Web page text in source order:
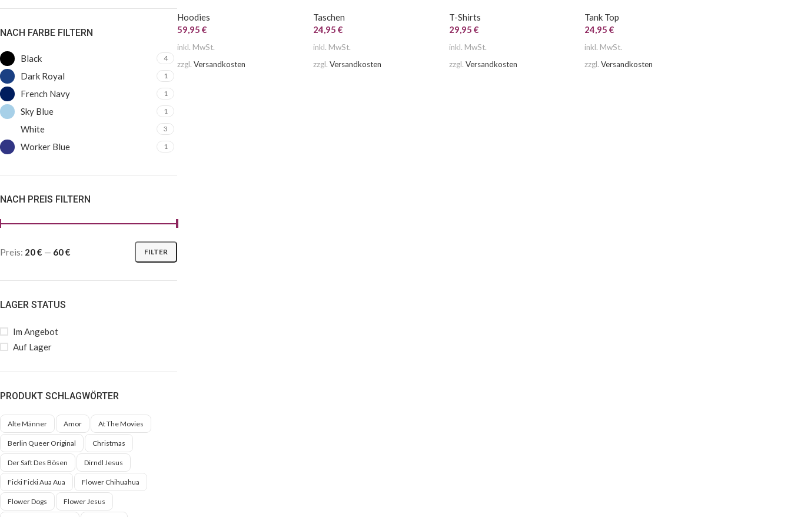
NACH FARBE FILTERN
Black 4
Dark Royal 1
French Navy 1
Sky Blue 1
White 3
Worker Blue 1
NACH PREIS FILTERN
FILTER
Preis: 20 € — 60 €
LAGER STATUS
Im Angebot
Auf Lager
PRODUKT SCHLAGWÖRTER
Alte Männer Amor At The Movies
Berlin Queer Original Christmas
Der Saft Des Bösen Dirndl Jesus
Ficki Ficki Aua Aua Flower Chihuahua
Flower Dogs Flower Jesus
Hoodies
59,95 €
inkl. MwSt.
zzgl. Versandkosten
Taschen
24,95 €
inkl. MwSt.
zzgl. Versandkosten
T-Shirts
29,95 €
inkl. MwSt.
zzgl. Versandkosten
Tank Top
24,95€
inkl. MwSt.
zzgl.Versandkosten